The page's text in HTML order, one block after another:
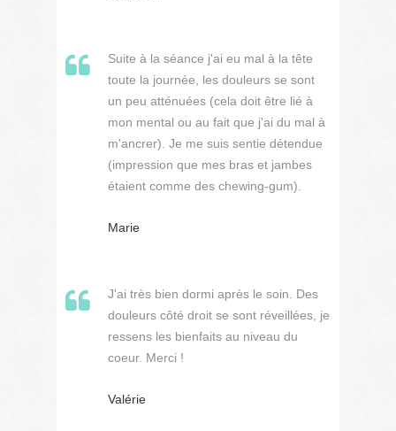
Suite à la séance j'ai eu mal à la tête
toute la journée, les douleurs se sont
un peu atténuées (cela doit être lié à
mon mental ou au fait que j'ai du mal à
m'ancrer). Je me suis sentie détendue
(impression que mes bras et jambes
étaient comme des chewing-gum).
Marie
J'ai très bien dormi après le soin. Des
douleurs côté droit se sont réveillées, je
ressens les bienfaits au niveau du
coeur. Merci !
Valérie